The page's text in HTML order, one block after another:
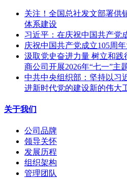
关注！全国总社发文部署供
体系建设
习近平：在庆祝中国共产党
庆祝中国共产党成立105周
汲取党史奋进力量 树立和
商公司开展2026年“七一”主
中共中央组织部：坚持以习
进新时代党的建设新的伟大
关于我们
公司品牌
领导关怀
发展历程
组织架构
管理团队